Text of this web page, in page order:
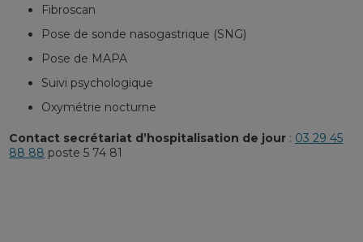
Fibroscan
Pose de sonde nasogastrique (SNG)
Pose de MAPA
Suivi psychologique
Oxymétrie nocturne
Contact secrétariat d’hospitalisation de jour : 03 29 45
88 88 poste 5 74 81